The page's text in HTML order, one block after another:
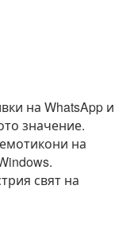
на WhatsApp и
значение.
на
свят на